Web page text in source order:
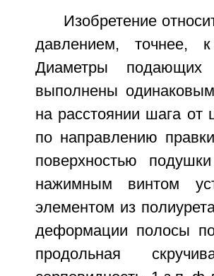
Изобретение
давлением, точнее,
Диаметры
выполнены
на расстоянии шага от
по направлению
поверхностью
нажимным винтом
элементом из
деформации полосы
продольная